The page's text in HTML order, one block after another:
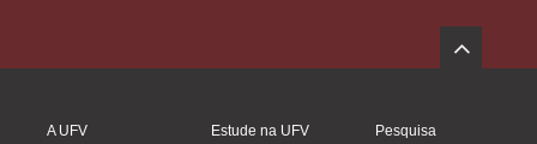
A UFV
Estude na UFV
Pesquisa